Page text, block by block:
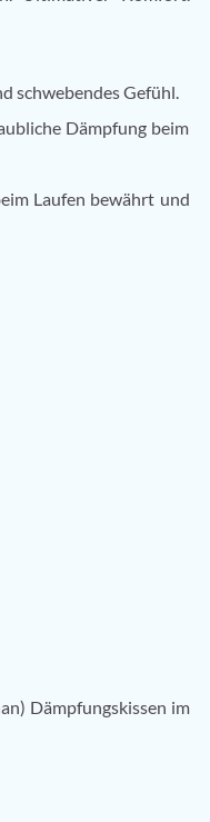
schwebendes Gefühl.
Dämpfung beim
Laufen bewährt und
Dämpfungskissen im